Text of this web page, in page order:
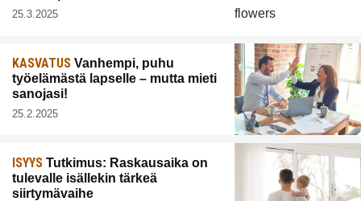
25.3.2025
KASVATUS Vanhempi, puhu
työelämästä lapselle – mutta mieti
sanojasi!
25.2.2025
ISYYS Tutkimus: Raskausaika on
tulevalle isällekin tärkeä
siirtymävaihe